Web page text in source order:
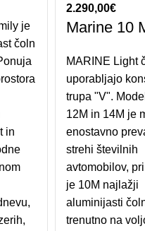
je
čoln
in
2.290,00€
Marine 10
MARINE Light
uporabljajo
trupa "V".
12M in 14M je
enostavno
strehi številnih
avtomobilov,
je 10M najlažji
aluminijasti
trenutno na